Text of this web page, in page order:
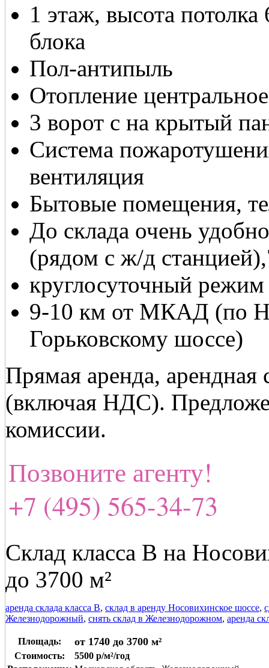
1 этаж, высота
блока
Пол-антипыль
Отопление центральное
3 ворот с на крытый
Система
вентиляция
Бытовые помещения,
До склада очень
(рядом с ж/д
круглосуточный
9-10 км от МКАД (по
Горьковскому шоссе)
Прямая аренда, арендная
(включая НДС).
комиссии.
Позвоните агенту!
+7 (495) 565-34-73
Склад класса В на
до 3700 м²
аренда склада класса В, склад в аренду Носовихинское шоссе,
Железнодорожный, снять склад в Железнодорожном, аренда
Площадь: от 1740 до 3700 м²
Стоимость:
5500 р/м²/год